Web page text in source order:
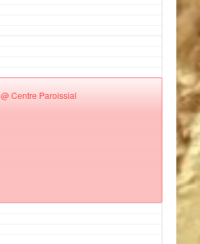
@ Centre Paroissial